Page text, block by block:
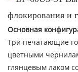
Основная
Три печатающие
цветными
глянцевым лаком